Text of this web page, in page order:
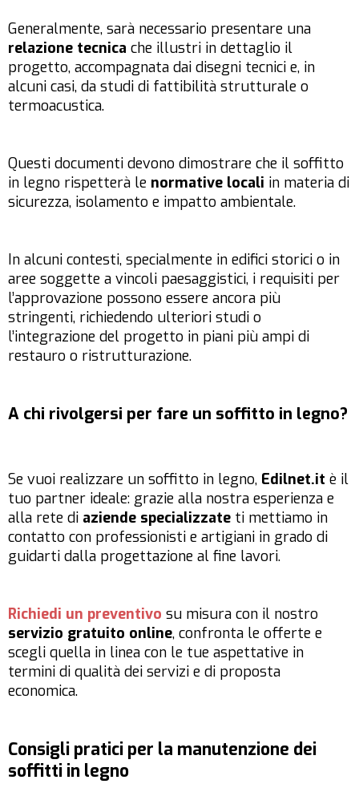
Generalmente, sarà necessario presentare una
relazione tecnica che illustri in dettaglio il
progetto, accompagnata dai disegni tecnici e, in
alcuni casi, da studi di fattibilità strutturale o
termoacustica.
Questi documenti devono dimostrare che il soffitto
in legno rispetterà le normative locali in materia di
sicurezza, isolamento e impatto ambientale.
In alcuni contesti, specialmente in edifici storici o in
aree soggette a vincoli paesaggistici, i requisiti per
l’approvazione possono essere ancora più
stringenti, richiedendo ulteriori studi o
l’integrazione del progetto in piani più ampi di
restauro o ristrutturazione.
A chi rivolgersi per fare un soffitto in legno?
Se vuoi realizzare un soffitto in legno, Edilnet.it è il
tuo partner ideale: grazie alla nostra esperienza e
alla rete di aziende specializzate ti mettiamo in
contatto con professionisti e artigiani in grado di
guidarti dalla progettazione al fine lavori.
Richiedi un preventivo su misura con il nostro
servizio gratuito online, confronta le offerte e
scegli quella in linea con le tue aspettative in
termini di qualità dei servizi e di proposta
economica.
Consigli pratici per la manutenzione dei
soffitti in legno